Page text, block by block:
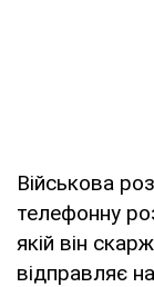
Військова
телефонну
якій він
відправляє